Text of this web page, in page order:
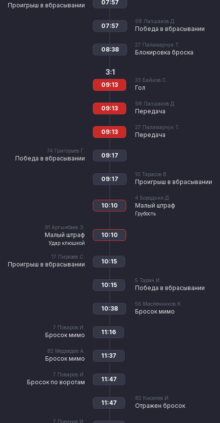
Проигрыш в вбрасывании 07:57
98 Лапшаков Д.
Победа в вбрасывании
07:57
27 Паламарчук Т.
Блокировка броска
08:38
33 Байков С.
Гол
3:1
09:13
98 Лапшаков Д.
Передача
09:13
27 Паламарчук Т.
Передача
09:13
74 Григорьев Г.
Победа в вбрасывании 09:17
10 Тарасов В.
Проигрыш в вбрасывании
09:17
4 Бородкин Д.
Малый штраф
Грубость
10:10
91 Аргынбаев Э.
Малый штраф
Удар клюшкой
10:10
17 Пирязев С.
Проигрыш в вбрасывании 10:15
5 Таран И.
Победа в вбрасывании
10:15
56 Масленников К.
Бросок мимо
10:38
7 Поваров И.
Бросок мимо 11:16
82 Медведев А.
Бросок мимо 11:37
7 Поваров И.
Бросок по воротам 11:47
82 Киселев И.
Отражен бросок
11:47
7 Поваров И.